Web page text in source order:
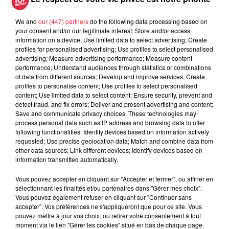
À découvrir également
We and our (447) partnersdo the following data processing based on
your consent and/or our legitimate interest: Store and/or access
information on a device; Use limited data to select advertising; Create
profiles for personalised advertising; Use profiles to select personalised
advertising; Measure advertising performance; Measure content
performance; Understand audiences through statistics or combinations
of data from different sources; Develop and improve services; Create
profiles to personalise content; Use profiles to select personalised
content; Use limited data to select content; Ensure security, prevent and
detect fraud, and fix errors; Deliver and present advertising and content;
Save and communicate privacy choices. These technologies may
process personal data such as IP address and browsing data to offer
following functionalities: Identify devices based on information actively
requested; Use precise geolocation data; Match and combine data from
other data sources; Link different devices; Identify devices based on
information transmitted automatically.
Vous pouvez accepter en cliquant sur "Accepter et fermer", ou affiner en
sélectionnant les finalités et/ou partenaires dans "Gérer mes choix".
Vous pouvez également refuser en cliquant sur "Continuer sans
accepter". Vos préférences ne s'appliqueront que pour ce site. Vous
pouvez mettre à jour vos choix, ou retirer votre consentement à tout
moment via le lien "Gérer les cookies" situé en bas de chaque page.